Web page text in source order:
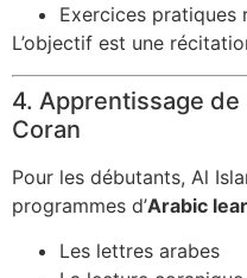
Exercices pratiques
L’objectif est une
4. Apprentissage
Coran
Pour les débutants, Al
programmes d’Arabic
Les lettres arabes